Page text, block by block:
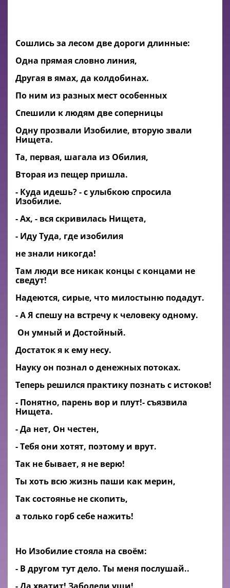
Сошлись за лесом две дороги длинные:
Одна прямая словно линия,
Другая в ямах, да колдобинах.
По ним из разных мест особенных
Спешили к людям две соперницы
Одну прозвали Изобилие, вторую звали
Нищета.
Та, первая, шагала из Обилия,
Вторая из пещер пришла.
- Куда идешь? - с улыбкою спросила
Изобилие.
- Ах, - вся скривилась Нищета,
- Иду Туда, где изобилия
не знали никогда!
Там люди все никак концы с концами не
сведут!
Надеются, сирые, что милостыню подадут.
- А Я спешу на встречу к человеку одному.
Он умный и Достойный.
Достаток я к ему несу.
Науку он познал о денежных потоках.
Теперь решился практику познать с истоков!
- Понятно, парень вор и плут!- съязвила
Нищета.
- Да нет, Он честен,
- Тебя они хотят, поэтому и врут.
Так не бывает, я не верю!
Ты хоть всю жизнь паши как мерин,
Так состоянье не скопить,
а только горб себе нажить!
Но Изобилие стояла на своём:
- В другом тут дело. Ты меня послушай..